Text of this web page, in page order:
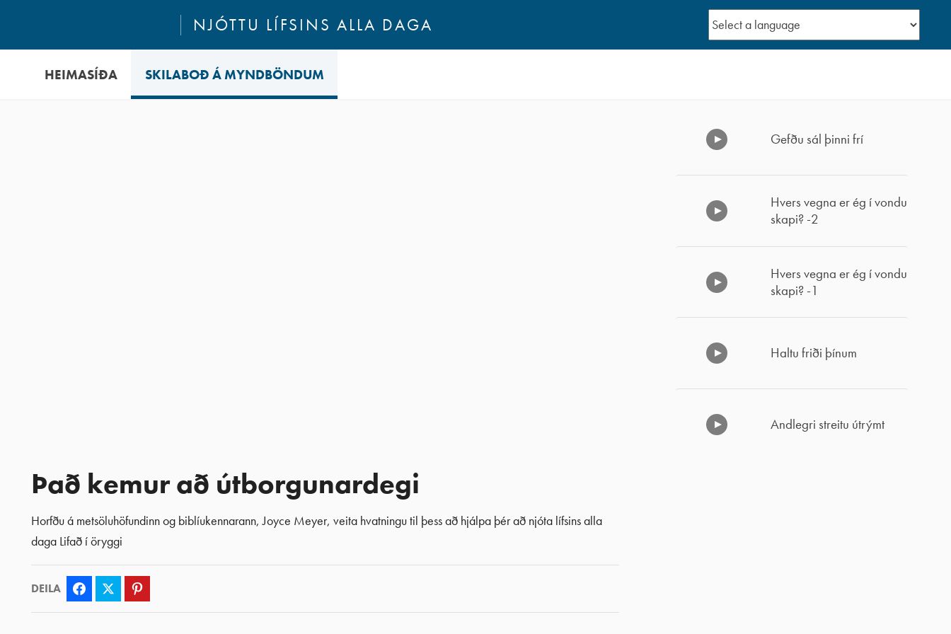
NJÓTTU LÍFSINS ALLA DAGA
HEIMASÍÐA SKILABOÐ Á MYNDBÖNDUM
Það kemur að útborgunardegi
Horfðu á metsöluhöfundinn og biblíukennarann, Joyce Meyer, veita hvatningu til þess að hjálpa þér að njóta lífsins alla
daga Lifað í öryggi
DEILA Facebook Twitter
Gefðu sál þinni frí
Hvers vegna er ég í vondu
skapi? -2
Hvers vegna er ég í vondu
skapi? -1
Haltu friði þínum
Andlegri streitu útrýmt